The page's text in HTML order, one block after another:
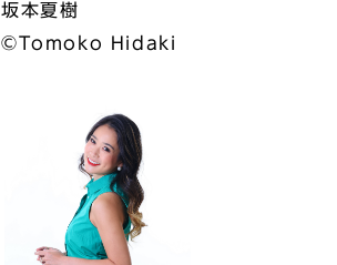
坂本夏樹
©︎Tomoko Hidaki